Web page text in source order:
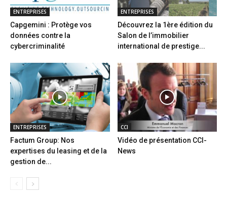
ENTREPRISES
Capgemini : Protège vos
données contre la
cybercriminalité
ENTREPRISES
Découvrez la 1ère édition du
Salon de l’immobilier
international de prestige...
ENTREPRISES
Factum Group: Nos
expertises du leasing et de la
gestion de...
CCI
Vidéo de présentation CCI-
News